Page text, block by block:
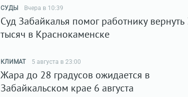
СУДЫ Вчера в 10:39
Суд Забайкалья помог работнику вернуть
тысяч в Краснокаменске
КЛИМАТ 5 августа в 23:00
Жара до 28 градусов ожидается в
Забайкальском крае 6 августа